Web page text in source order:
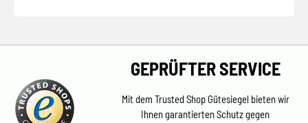
GEPRÜFTER SERVICE
Mit dem Trusted Shop Gütesiegel bieten wir
Ihnen garantierten Schutz gegen